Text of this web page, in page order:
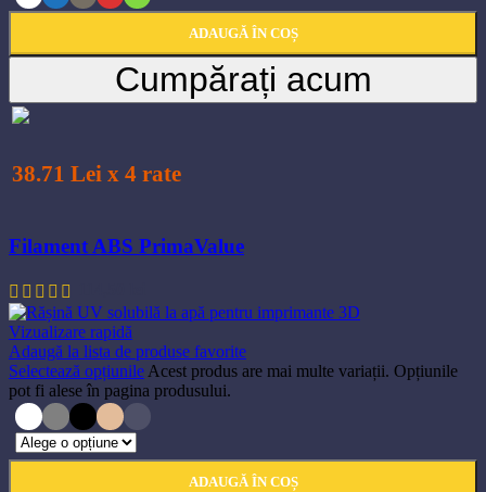
ADAUGĂ ÎN COȘ
Cumpărați acum
38.71 Lei x 4 rate
Filament ABS PrimaValue
Vizualizare rapidă
Adaugă la lista de produse favorite
Selectează opțiunile Acest produs are mai multe variații. Opțiunile
pot fi alese în pagina produsului.
ADAUGĂ ÎN COȘ